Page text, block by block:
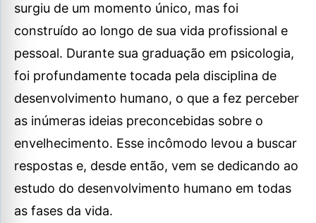
surgiu de um momento único, mas foi
construído ao longo de sua vida profissional e
pessoal. Durante sua graduação em psicologia,
foi profundamente tocada pela disciplina de
desenvolvimento humano, o que a fez perceber
as inúmeras ideias preconcebidas sobre o
envelhecimento. Esse incômodo levou a buscar
respostas e, desde então, vem se dedicando ao
estudo do desenvolvimento humano em todas
as fases da vida.